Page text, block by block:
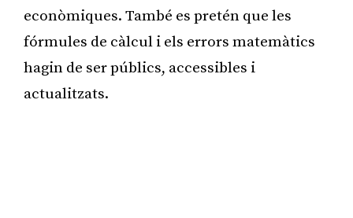
econòmiques. També es pretén que les
fórmules de càlcul i els errors matemàtics
hagin de ser públics, accessibles i
actualitzats.